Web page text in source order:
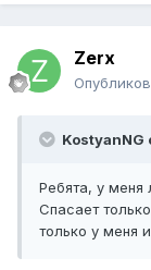
Zerx
KostyanNG
Ребята, у меня
Спасает
только у меня